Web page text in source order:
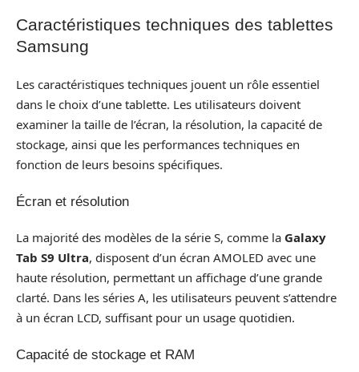
Caractéristiques techniques des tablettes
Samsung
Les caractéristiques techniques jouent un rôle essentiel
dans le choix d’une tablette. Les utilisateurs doivent
examiner la taille de l’écran, la résolution, la capacité de
stockage, ainsi que les performances techniques en
fonction de leurs besoins spécifiques.
Écran et résolution
La majorité des modèles de la série S, comme la Galaxy
Tab S9 Ultra, disposent d’un écran AMOLED avec une
haute résolution, permettant un affichage d’une grande
clarté. Dans les séries A, les utilisateurs peuvent s’attendre
à un écran LCD, suffisant pour un usage quotidien.
Capacité de stockage et RAM